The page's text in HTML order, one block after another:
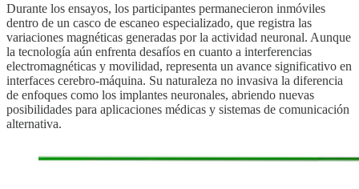
Durante los ensayos, los participantes permanecieron inmóviles
dentro de un casco de escaneo especializado, que registra las
variaciones magnéticas generadas por la actividad neuronal. Aunque
la tecnología aún enfrenta desafíos en cuanto a interferencias
electromagnéticas y movilidad, representa un avance significativo en
interfaces cerebro-máquina. Su naturaleza no invasiva la diferencia
de enfoques como los implantes neuronales, abriendo nuevas
posibilidades para aplicaciones médicas y sistemas de comunicación
alternativa.